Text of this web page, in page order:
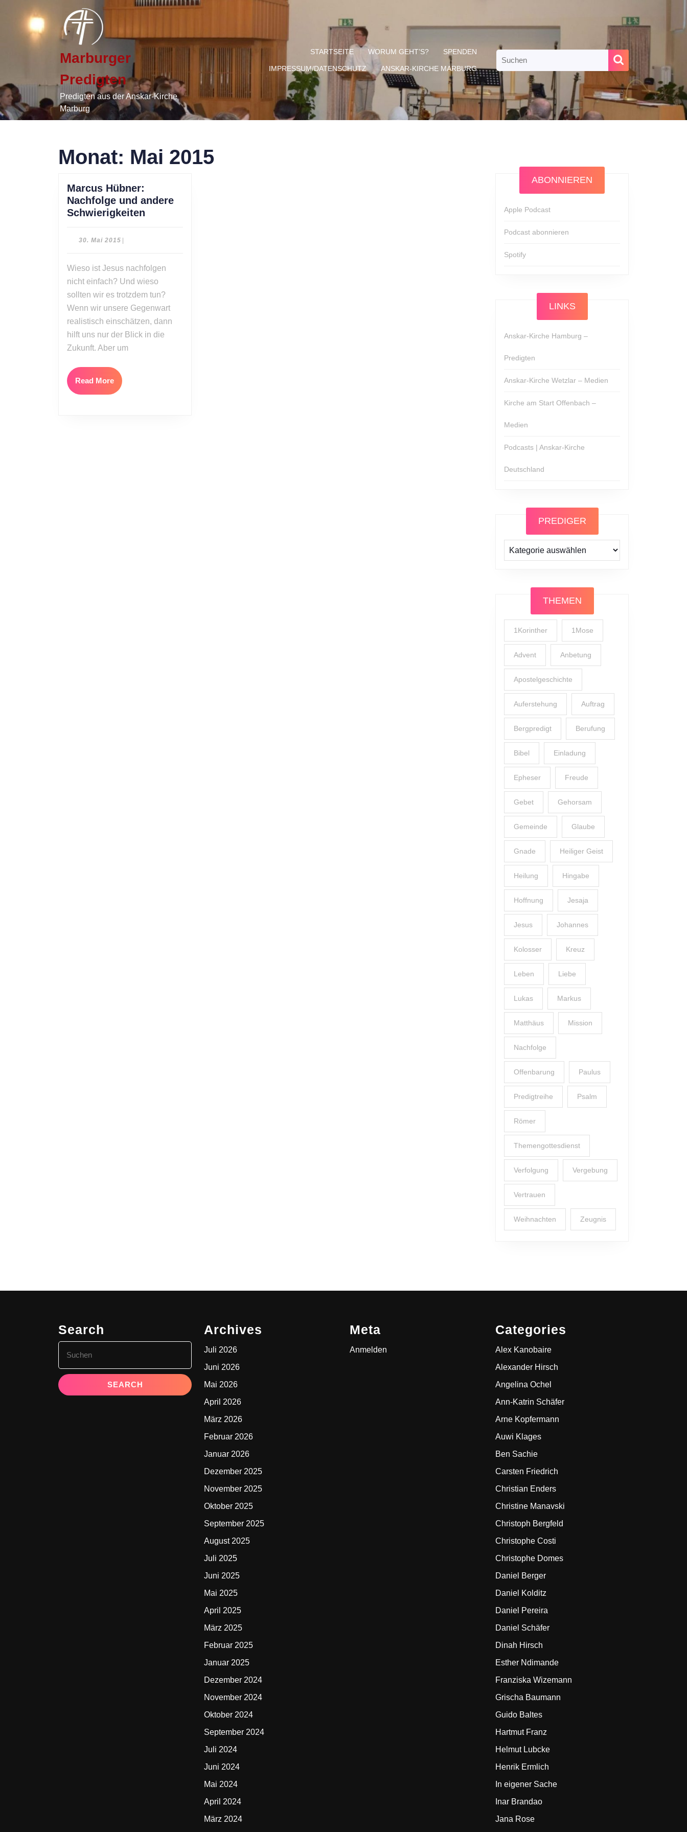
content
Marburger
Predigten
Predigten aus der Anskar-Kirche
Marburg
STARTSEITE WORUM GEHT’S? SPENDEN
IMPRESSUM/DATENSCHUTZ ANSKAR-KIRCHE MARBURG
for:
Monat: Mai 2015
Marcus Hübner:
Nachfolge und andere
Schwierigkeiten
Schwierigkeiten
30. Mai 2015 30.
Wieso ist Jesus nachfolgen
nicht einfach? Und wieso
sollten wir es trotzdem tun?
Wenn wir unsere Gegenwart
realistisch einschätzen, dann
hilft uns nur der Blick in die
Zukunft. Aber um
Read MoreRead
More
ABONNIEREN
Apple Podcast
Podcast abonnieren
Spotify
LINKS
Anskar-Kirche Hamburg –
Predigten
Anskar-Kirche Wetzlar – Medien
Kirche am Start Offenbach –
Medien
Podcasts | Anskar-Kirche
Deutschland
PREDIGER
Prediger
THEMEN
1Korinther 1Mose
Advent Anbetung
Apostelgeschichte
Auferstehung Auftrag
Bergpredigt Berufung
Bibel Einladung
Epheser Freude
Gebet Gehorsam
Gemeinde Glaube
Gnade Heiliger Geist
Heilung Hingabe
Hoffnung Jesaja
Jesus Johannes
Kolosser Kreuz
Leben Liebe
Lukas Markus
Matthäus Mission
Nachfolge
Offenbarung Paulus
Predigtreihe Psalm
Römer
Themengottesdienst
Verfolgung Vergebung
Vertrauen
Weihnachten Zeugnis
Search
for:
Archives
Juli 2026
Juni 2026
Mai 2026
April 2026
März 2026
Februar 2026
Januar 2026
Dezember 2025
November 2025
Oktober 2025
September 2025
August 2025
Juli 2025
Juni 2025
Mai 2025
April 2025
März 2025
Februar 2025
Januar 2025
Dezember 2024
November 2024
Oktober 2024
September 2024
Juli 2024
Juni 2024
Mai 2024
April 2024
März 2024
Meta
Anmelden
Categories
Alex Kanobaire
Alexander Hirsch
Angelina Ochel
Ann-Katrin Schäfer
Arne Kopfermann
Auwi Klages
Ben Sachie
Carsten Friedrich
Christian Enders
Christine Manavski
Christoph Bergfeld
Christophe Costi
Christophe Domes
Daniel Berger
Daniel Kolditz
Daniel Pereira
Daniel Schäfer
Dinah Hirsch
Esther Ndimande
Franziska Wizemann
Grischa Baumann
Guido Baltes
Hartmut Franz
Helmut Lubcke
Henrik Ermlich
In eigener Sache
Inar Brandao
Jana Rose